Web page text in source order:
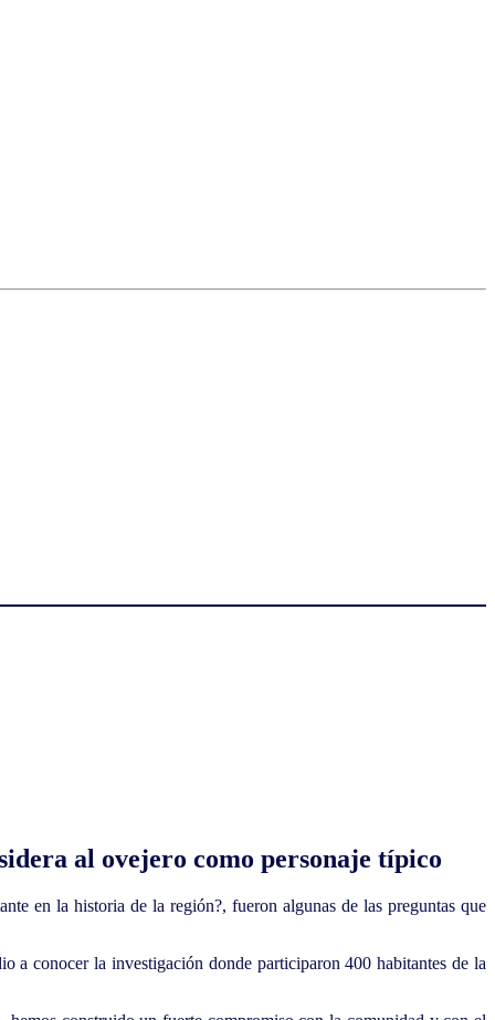
al ovejero como personaje típico
en la historia de la región?, fueron algunas de las preguntas que
a conocer la investigación donde participaron 400 habitantes de la